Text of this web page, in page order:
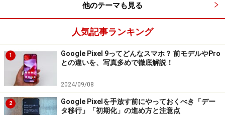
他のテーマも見る
人気記事ランキング
1
Google Pixel 9ってどんなスマホ？ 前モデルやPro
との違いを、写真多めで徹底解説！
2024/09/08
2
Google Pixelを手放す前にやっておくべき「デー
タ移行」「初期化」の進め方と注意点